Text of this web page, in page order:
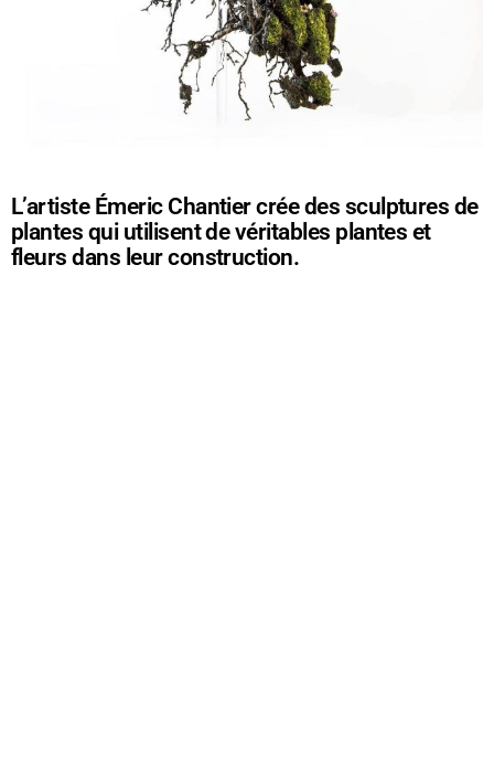
L’artiste Émeric Chantier crée des sculptures de
plantes qui utilisent de véritables plantes et
fleurs dans leur construction.